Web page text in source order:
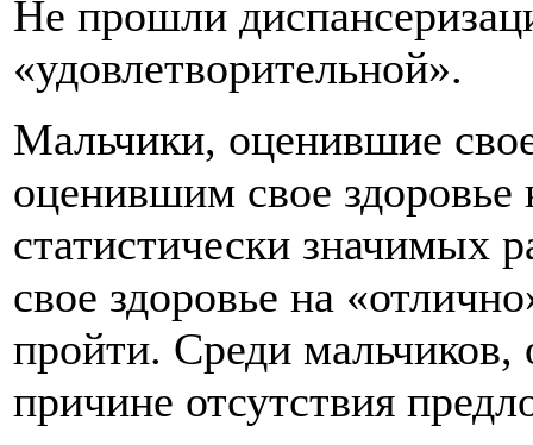
Не прошли
«удовлетворительной».
Мальчики, оценившие
оценившим свое
статистически значимых
свое здоровье на
пройти. Среди мальчиков,
причине отсутствия